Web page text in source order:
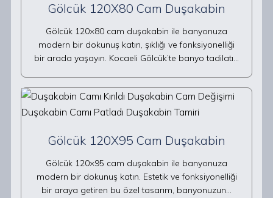
Gölcük 120X80 Cam Duşakabin
Gölcük 120×80 cam duşakabin ile banyonuza
modern bir dokunuş katın, şıklığı ve fonksiyonelliği
bir arada yaşayın. Kocaeli Gölcük’te banyo tadilatı…
Gölcük 120X95 Cam Duşakabin
Gölcük 120×95 cam duşakabin ile banyonuza
modern bir dokunuş katın. Estetik ve fonksiyonelliği
bir araya getiren bu özel tasarım, banyonuzun…